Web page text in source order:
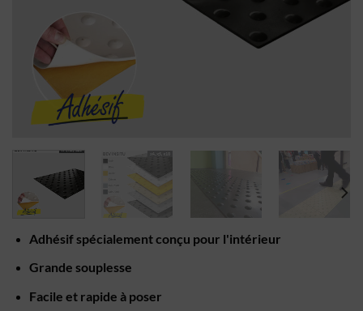
Adhésif spécialement conçu pour l'intérieur
Grande souplesse
Facile et rapide à poser